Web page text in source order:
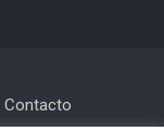
Contacto